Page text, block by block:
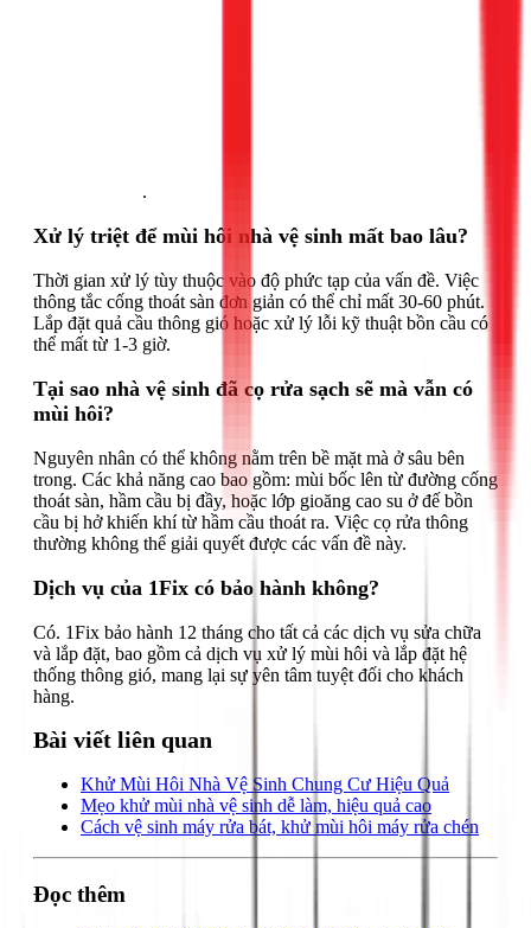
.
Xử lý triệt để mùi hôi nhà vệ sinh mất bao lâu?
Thời gian xử lý tùy thuộc vào độ phức tạp của vấn đề. Việc
thông tắc cống thoát sàn đơn giản có thể chỉ mất 30-60 phút.
Lắp đặt quả cầu thông gió hoặc xử lý lỗi kỹ thuật bồn cầu có
thể mất từ 1-3 giờ.
Tại sao nhà vệ sinh đã cọ rửa sạch sẽ mà vẫn có
mùi hôi?
Nguyên nhân có thể không nằm trên bề mặt mà ở sâu bên
trong. Các khả năng cao bao gồm: mùi bốc lên từ đường cống
thoát sàn, hầm cầu bị đầy, hoặc lớp gioăng cao su ở đế bồn
cầu bị hở khiến khí từ hầm cầu thoát ra. Việc cọ rửa thông
thường không thể giải quyết được các vấn đề này.
Dịch vụ của 1Fix có bảo hành không?
Có. 1Fix bảo hành 12 tháng cho tất cả các dịch vụ sửa chữa
và lắp đặt, bao gồm cả dịch vụ xử lý mùi hôi và lắp đặt hệ
thống thông gió, mang lại sự yên tâm tuyệt đối cho khách
hàng.
Bài viết liên quan
Khử Mùi Hôi Nhà Vệ Sinh Chung Cư Hiệu Quả
Mẹo khử mùi nhà vệ sinh dễ làm, hiệu quả cao
Cách vệ sinh máy rửa bát, khử mùi hôi máy rửa chén
Đọc thêm